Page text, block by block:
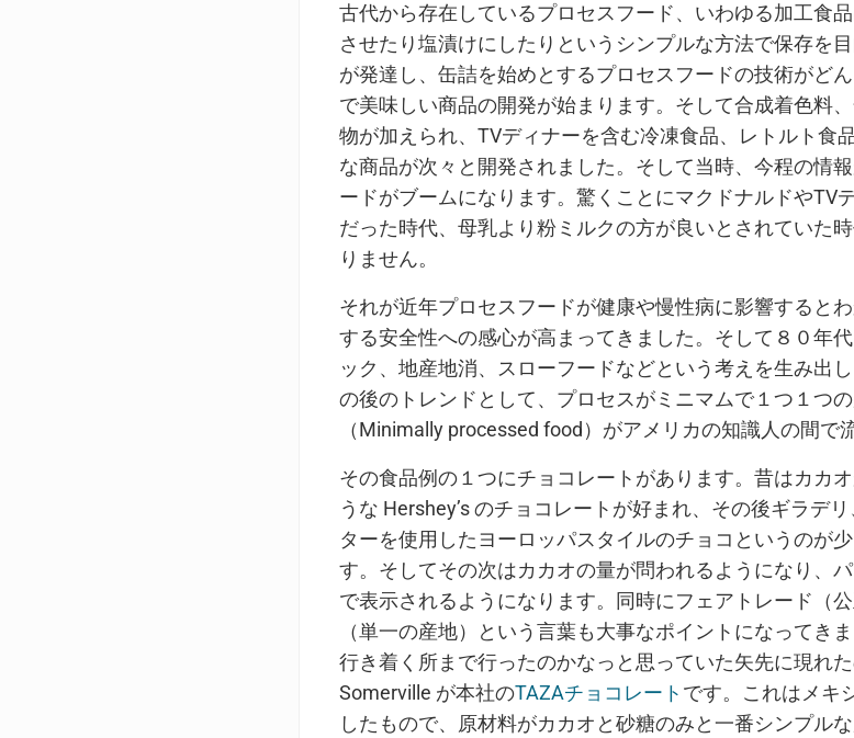
古代から存在しているプロセスフード、いわゆる加工食
させたり塩漬けにしたりというシンプルな方法で保存を
が発達し、缶詰を始めとするプロセスフードの技術がど
で美味しい商品の開発が始まります。そして合成着色料
物が加えられ、TVディナーを含む冷凍食品、レトルト食
な商品が次々と開発されました。そして当時、今程の情
ードがブームになります。驚くことにマクドナルドやTV
だった時代、母乳より粉ミルクの方が良いとされていた
りません。
それが近年プロセスフードが健康や慢性病に影響すると
する安全性への感心が高まってきました。そして８０年
ック、地産地消、スローフードなどという考えを生み出
の後のトレンドとして、プロセスがミニマムで１つ１つ
（Minimally processed food）がアメリカの知識人の間で
その食品例の１つにチョコレートがあります。昔はカカ
うな Hershey’s のチョコレートが好まれ、その後ギラデ
ターを使用したヨーロッパスタイルのチョコというのが
す。そしてその次はカカオの量が問われるようになり、
で表示されるようになります。同時にフェアトレード（
（単一の産地）という言葉も大事なポイントになってき
行き着く所まで行ったのかなっと思っていた矢先に現れ
Somerville が本社のTAZAチョコレート です。これはメキ
したもので、原材料がカカオと砂糖のみと一番シンプル